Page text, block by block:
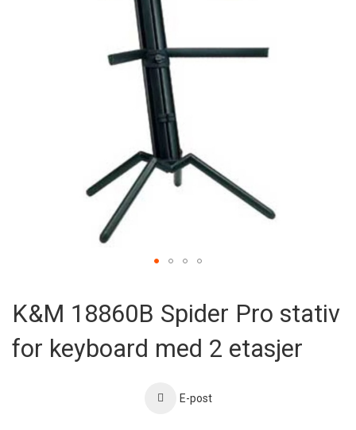
the
of
the
K&M 18860B Spider Pro stativ
for keyboard med 2 etasjer
E-post